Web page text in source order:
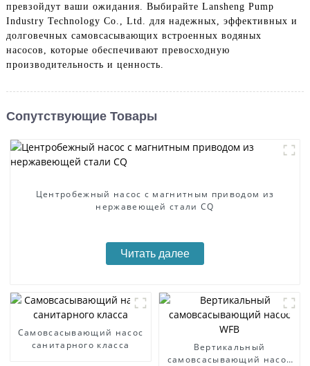
превзойдут ваши ожидания. Выбирайте Lansheng Pump
Industry Technology Co., Ltd. для надежных, эффективных и
долговечных самовсасывающих встроенных водяных
насосов, которые обеспечивают превосходную
производительность и ценность.
Сопутствующие Товары
Центробежный насос с магнитным приводом из
нержавеющей стали CQ
Читать далее
Самовсасывающий насос
санитарного класса
Вертикальный
самовсасывающий насос